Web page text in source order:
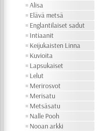
Alisa
Elävä metsä
Englantilaiset sadut
Intiaanit
Keijukaisten Linna
Kuvioita
Lapsukaiset
Lelut
Merirosvot
Merisatu
Metsäsatu
Nalle Pooh
Nooan arkki